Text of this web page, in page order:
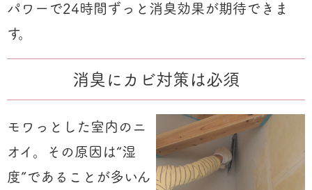
パワーで24時間ずっと消臭効果が期待できま
す。
消臭にカビ対策は必須
モワっとした室内のニ
オイ。その原因は“湿
度”であることが多いん